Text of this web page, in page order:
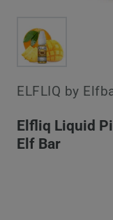
ELFLIQ by
Elfliq Liquid
Elf Bar